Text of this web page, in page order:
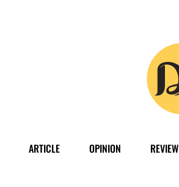
ARTICLE OPINION REVIEW